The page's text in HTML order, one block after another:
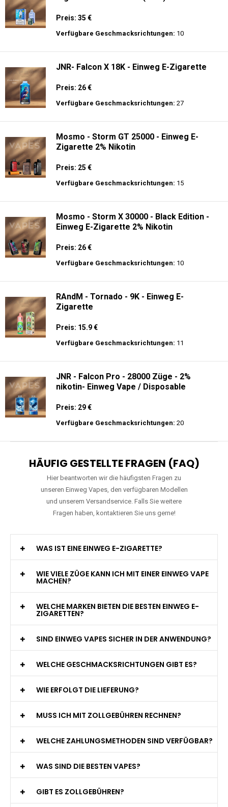
Preis: 35 €
Verfügbare Geschmacksrichtungen: 10
JNR- Falcon X 18K - Einweg E-Zigarette
Preis: 26 €
Verfügbare Geschmacksrichtungen: 27
Mosmo - Storm GT 25000 - Einweg E-
Zigarette 2% Nikotin
Preis: 25 €
Verfügbare Geschmacksrichtungen: 15
Mosmo - Storm X 30000 - Black Edition -
Einweg E-Zigarette 2% Nikotin
Preis: 26 €
Verfügbare Geschmacksrichtungen: 10
RAndM - Tornado - 9K - Einweg E-
Zigarette
Preis: 15.9 €
Verfügbare Geschmacksrichtungen: 11
JNR - Falcon Pro - 28000 Züge - 2%
nikotin- Einweg Vape / Disposable
Preis: 29 €
Verfügbare Geschmacksrichtungen: 20
HÄUFIG GESTELLTE FRAGEN (FAQ)
Hier beantworten wir die häufigsten Fragen zu
unseren Einweg Vapes, den verfügbaren Modellen
und unserem Versandservice. Falls Sie weitere
Fragen haben, kontaktieren Sie uns gerne!
WAS IST EINE EINWEG E-ZIGARETTE?
WIE VIELE ZÜGE KANN ICH MIT EINER EINWEG VAPE
MACHEN?
WELCHE MARKEN BIETEN DIE BESTEN EINWEG E-
ZIGARETTEN?
SIND EINWEG VAPES SICHER IN DER ANWENDUNG?
WELCHE GESCHMACKSRICHTUNGEN GIBT ES?
WIE ERFOLGT DIE LIEFERUNG?
MUSS ICH MIT ZOLLGEBÜHREN RECHNEN?
WELCHE ZAHLUNGSMETHODEN SIND VERFÜGBAR?
WAS SIND DIE BESTEN VAPES?
GIBT ES ZOLLGEBÜHREN?